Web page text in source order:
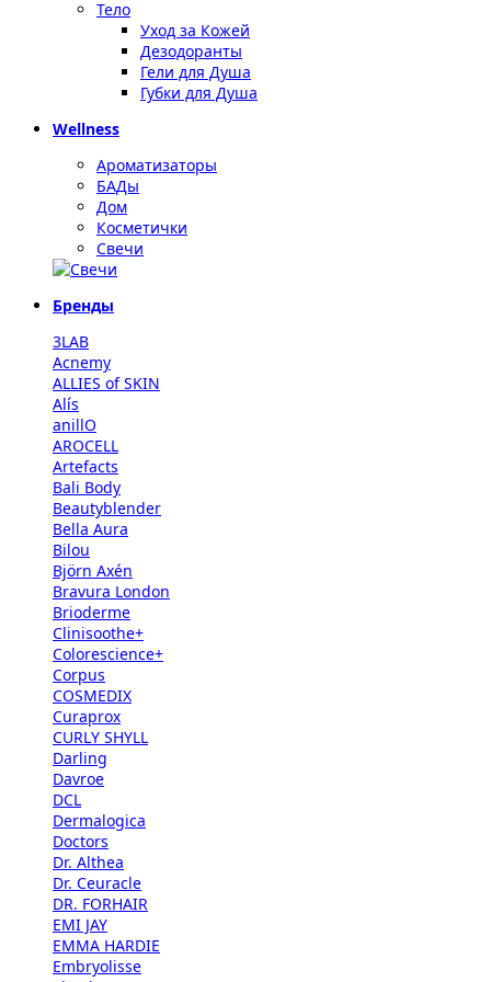
Тело
Уход за Кожей
Дезодоранты
Гели для Душа
Губки для Душа
Wellness
Ароматизаторы
БАДы
Дом
Косметички
Свечи
Бренды
3LAB
Acnemy
ALLIES of SKIN
Alís
anillO
AROCELL
Artefacts
Bali Body
Beautyblender
Bella Aura
Bilou
Björn Axén
Bravura London
Brioderme
Clinisoothe+
Colorescience+
Corpus
COSMEDIX
Curaprox
CURLY SHYLL
Darling
Davroe
DCL
Dermalogica
Doctors
Dr. Althea
Dr. Ceuracle
DR. FORHAIR
EMI JAY
EMMA HARDIE
Embryolisse